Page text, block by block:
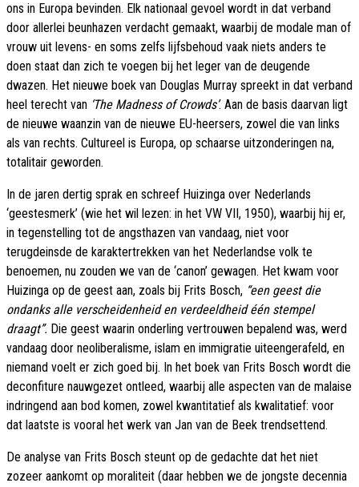
ons in Europa bevinden. Elk nationaal gevoel wordt in dat verband
door allerlei beunhazen verdacht gemaakt, waarbij de modale man of
vrouw uit levens- en soms zelfs lijfsbehoud vaak niets anders te
doen staat dan zich te voegen bij het leger van de deugende
dwazen. Het nieuwe boek van Douglas Murray spreekt in dat verband
heel terecht van ‘The Madness of Crowds’. Aan de basis daarvan ligt
de nieuwe waanzin van de nieuwe EU-heersers, zowel die van links
als van rechts. Cultureel is Europa, op schaarse uitzonderingen na,
totalitair geworden.
In de jaren dertig sprak en schreef Huizinga over Nederlands
‘geestesmerk’ (wie het wil lezen: in het VW VII, 1950), waarbij hij er,
in tegenstelling tot de angsthazen van vandaag, niet voor
terugdeinsde de karaktertrekken van het Nederlandse volk te
benoemen, nu zouden we van de ‘canon’ gewagen. Het kwam voor
Huizinga op de geest aan, zoals bij Frits Bosch, “een geest die
ondanks alle verscheidenheid en verdeeldheid één stempel
draagt”. Die geest waarin onderling vertrouwen bepalend was, werd
vandaag door neoliberalisme, islam en immigratie uiteengerafeld, en
niemand voelt er zich goed bij. In het boek van Frits Bosch wordt die
deconfiture nauwgezet ontleed, waarbij alle aspecten van de malaise
indringend aan bod komen, zowel kwantitatief als kwalitatief: voor
dat laatste is vooral het werk van Jan van de Beek trendsettend.
De analyse van Frits Bosch steunt op de gedachte dat het niet
zozeer aankomt op moraliteit (daar hebben we de jongste decennia